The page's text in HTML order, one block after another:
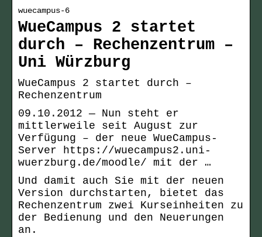
wuecampus-6
WueCampus 2 startet
durch – Rechenzentrum –
Uni Würzburg
WueCampus 2 startet durch –
Rechenzentrum
09.10.2012 — Nun steht er
mittlerweile seit August zur
Verfügung – der neue WueCampus-
Server https://wuecampus2.uni-
wuerzburg.de/moodle/ mit der …
Und damit auch Sie mit der neuen
Version durchstarten, bietet das
Rechenzentrum zwei Kurseinheiten zu
der Bedienung und den Neuerungen
an.